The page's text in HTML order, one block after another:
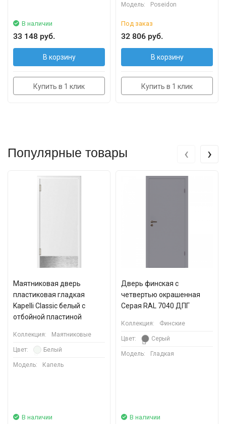
В наличии
33 148 руб.
В корзину
Купить в 1 клик
Модель: Poseidon
Под заказ
32 806 руб.
В корзину
Купить в 1 клик
Популярные товары
Маятниковая дверь
пластиковая гладкая
Kapelli Classic белый с
отбойной пластиной
Коллекция: Маятниковые
Цвет: Белый
Модель: Капель
В наличии
Дверь финская с
четвертью окрашенная
Серая RAL 7040 ДПГ
Коллекция: Финские
Цвет: Серый
Модель: Гладкая
В наличии
‹ ›